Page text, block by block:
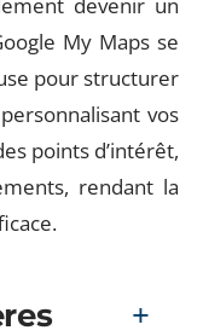
My Maps se
pour structurer
vos
points d’intérêt,
rendant la